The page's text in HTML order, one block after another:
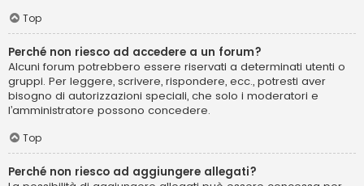
Top
Perché non riesco ad accedere a un forum?
Alcuni forum potrebbero essere riservati a determinati utenti o
gruppi. Per leggere, scrivere, rispondere, ecc., potresti aver
bisogno di autorizzazioni speciali, che solo i moderatori e
l’amministratore possono concedere.
Top
Perché non riesco ad aggiungere allegati?